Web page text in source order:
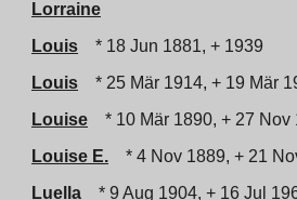
Lorraine
Louis
* 18 Jun 1881, + 1939
Louis
* 25 Mär 1914, + 19 Mär
Louise
* 10 Mär 1890, + 27 Nov
Louise E.
* 4 Nov 1889, + 21
Luella
* 9 Aug 1904, + 16 Jul